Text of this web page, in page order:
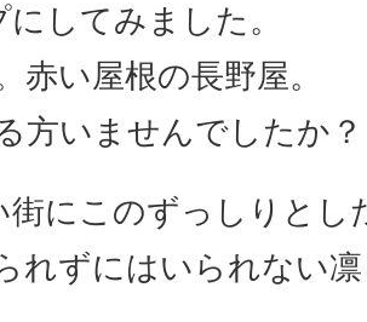
してみました。
赤い屋根の長野屋。
方いませんでしたか？
街にこのずっしりとし
れずにはいられない